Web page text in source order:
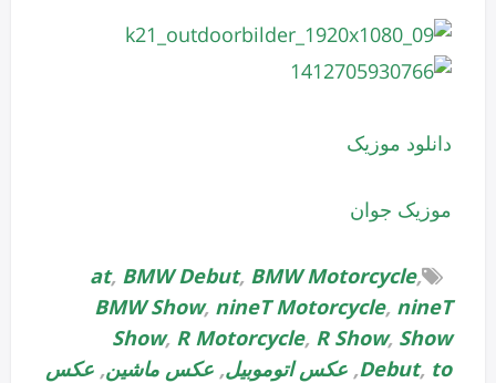
دانلود موزیک
موزیک جوان
at, BMW Debut, BMW Motorcycle,
BMW Show, nineT Motorcycle, nineT
Show, R Motorcycle, R Show, Show
Debut, to
, عکس اتوموبیل, عکس ماشین, عکس